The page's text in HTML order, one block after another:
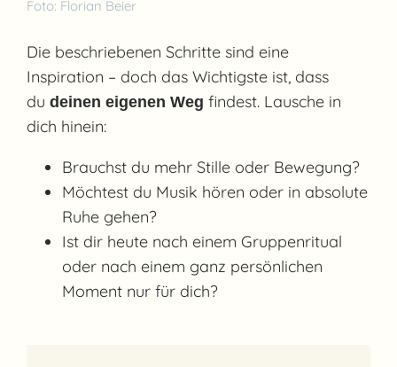
Foto: Florian Beier
Die beschriebenen Schritte sind eine
Inspiration – doch das Wichtigste ist, dass
dudeinen eigenen Weg findest. Lausche in
dich hinein:
Brauchst du mehr Stille oder Bewegung?
Möchtest du Musik hören oder in absolute
Ruhe gehen?
Ist dir heute nach einem Gruppenritual
oder nach einem ganz persönlichen
Moment nur für dich?